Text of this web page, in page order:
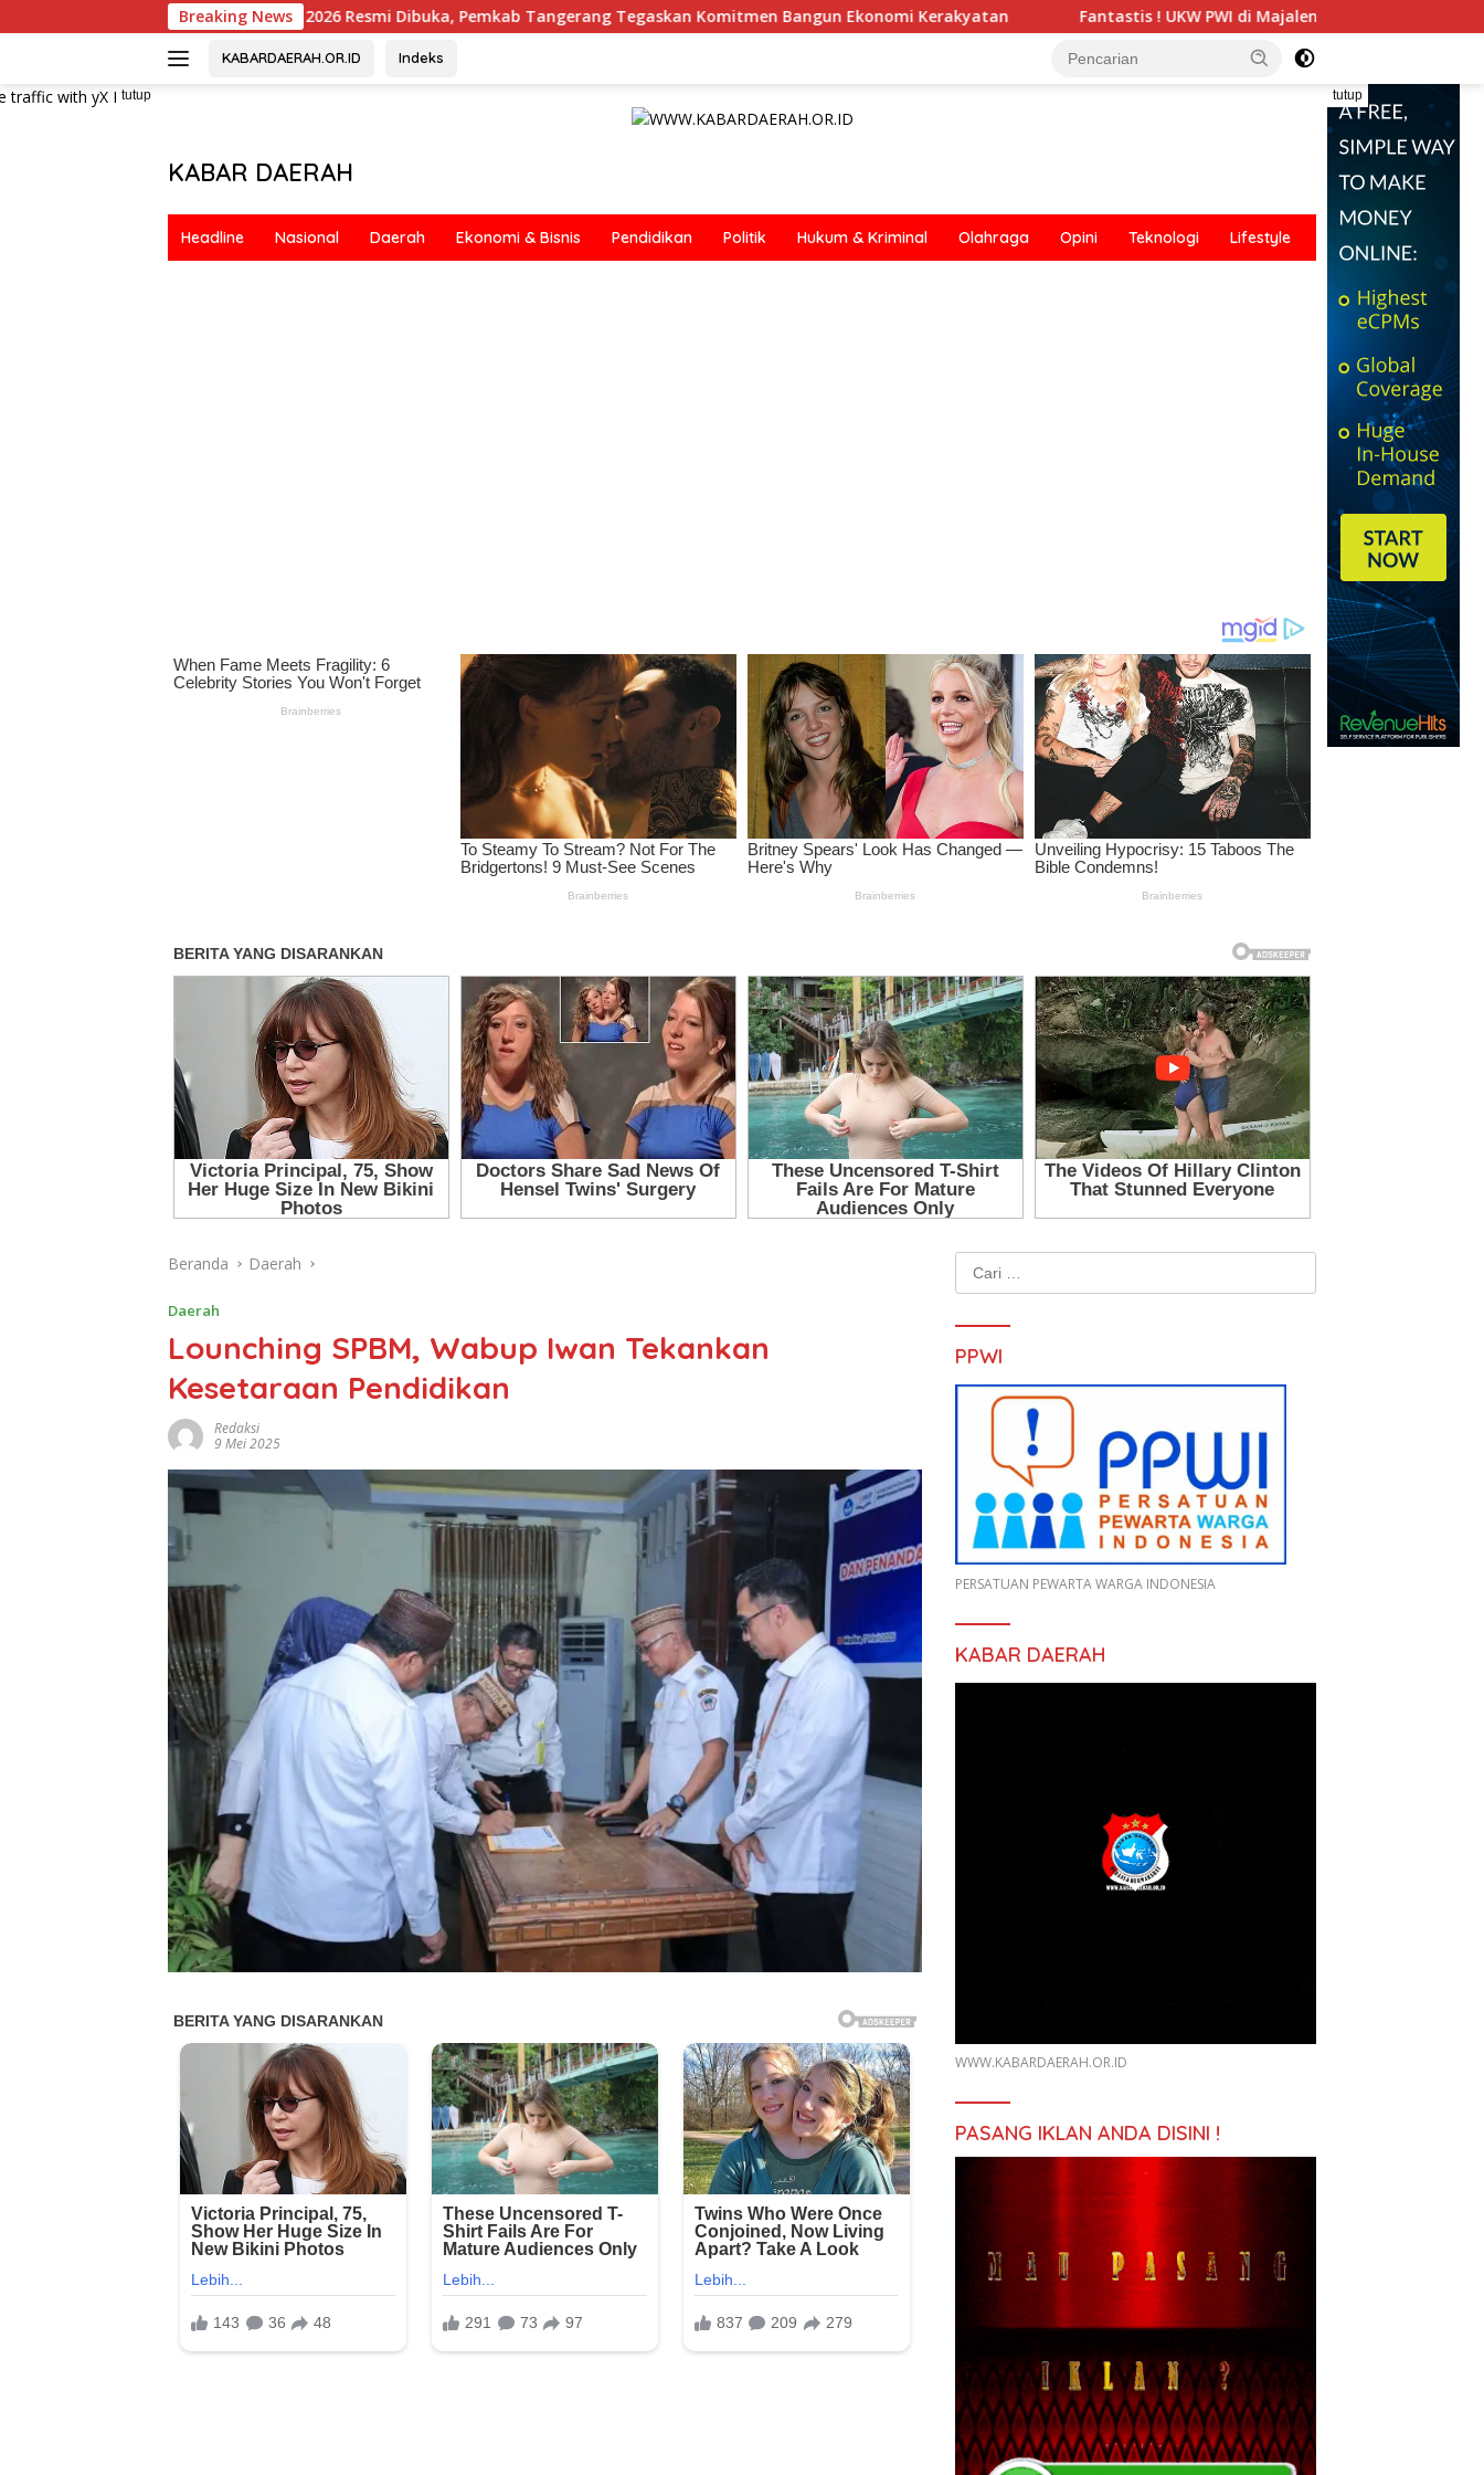
ke
Breaking News
Koperasi 2026 Resmi Dibuka, Pemkab Tangerang Tegaskan Komitmen Bangun Ekonomi Kerakyatan Fantastis ! UKW PWI di Majalengka Cetak 56 Wartawan Kompeten, Tingkat
KABARDAERAH.OR.ID Indeks
tutup tutup
KABAR DAERAH
Headline Nasional Daerah Ekonomi & Bisnis Pendidikan Politik Hukum & Kriminal Olahraga Opini Teknologi Lifestyle
Beranda Daerah
Daerah
Lounching SPBM, Wabup Iwan Tekankan
Kesetaraan Pendidikan
Redaksi
9 Mei 2025
PPWI
PERSATUAN PEWARTA WARGA INDONESIA
KABAR DAERAH
WWW.KABARDAERAH.OR.ID
PASANG IKLAN ANDA DISINI !